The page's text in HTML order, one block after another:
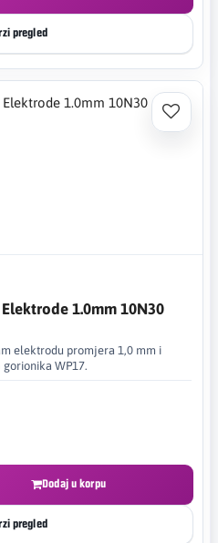
pregled
1.0mm 10N30
elektrodu promjera 1,0 mm i
WP17.
Dodaj u korpu
pregled